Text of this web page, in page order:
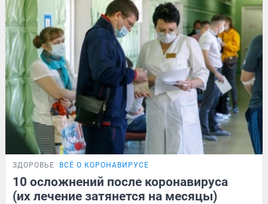
ЗДОРОВЬЕ ВСЁ О КОРОНАВИРУСЕ
10 осложнений после коронавируса
(их лечение затянется на месяцы)